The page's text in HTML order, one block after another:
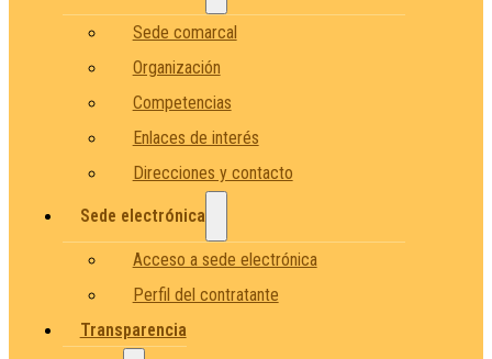
Sede comarcal
Organización
Competencias
Enlaces de interés
Direcciones y contacto
Sede electrónica
Acceso a sede electrónica
Perfil del contratante
Transparencia